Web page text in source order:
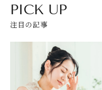
PICK UP
注目の記事